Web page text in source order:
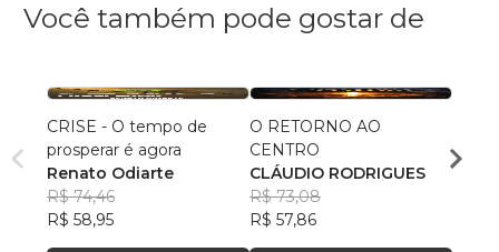
Você também pode gostar de
CRISE - O tempo de
prosperar é agora
Renato Odiarte
R$ 74,46
R$ 58,95
O RETORNO AO
CENTRO
CLÁUDIO RODRIGUES
R$ 73,08
R$ 57,86
na